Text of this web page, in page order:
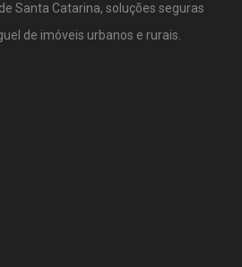
Santa Catarina, soluções seguras
de imóveis urbanos e rurais.